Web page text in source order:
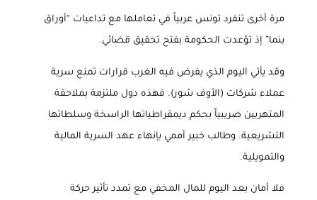
مرة أخرى تنفرد تونس عربياً في تعاملها مع تداعيات “أوراق
بنما” إذ توّعدت الحكومة بفتح تحقيق قضائي.
وقد يأتي اليوم الذي يفرض فيه الغرب قرارات تمنع سرية
عملاء شركات (الأوف شور). فهذه دول ملتزمة بملاحقة
المتهربين ضريبياً بحكم ديمقراطياتها الراسخة وسلطاتها
التشريعية. وطالب خبير أممي بإنهاء عهد السرية المالية
والتمويلية.
فلا أمان بعد اليوم للمال المخفي مع تمدد تأثير حركة